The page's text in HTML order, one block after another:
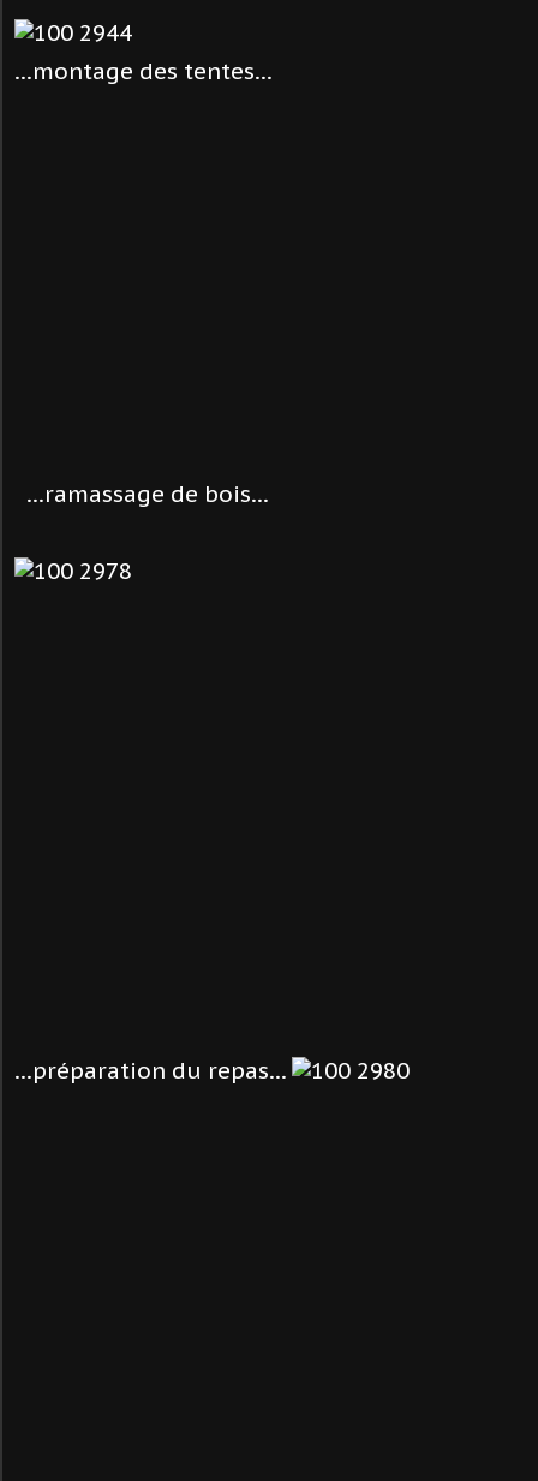
...montage des tentes...
...ramassage de bois...
...préparation du repas...